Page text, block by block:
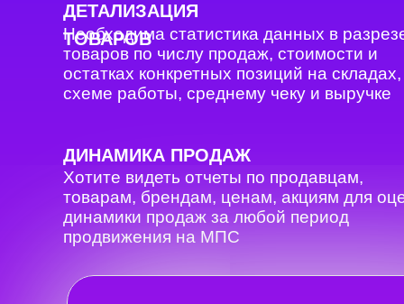
ДИНАМИКА ПРОДАЖ
Хотите видеть отчеты по продавцам,
товарам, брендам, ценам, акциям для
динамики продаж за любой период
продвижения на МПС
ДЕТАЛИЗАЦИЯ
ТОВАРОВ
Необходима статистика данных в
товаров по числу продаж, стоимости и
остатках конкретных позиций на складах,
схеме работы, среднему чеку и выручке